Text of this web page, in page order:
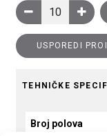
Relej impulsni,
USPOREDI
TEHNIČKE
Broj polova